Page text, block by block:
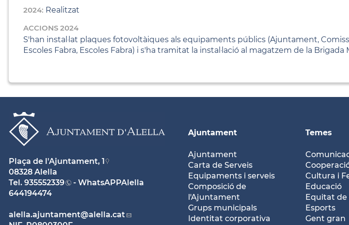
2024: Realitzat
ACCIONS 2024
S'han instal·lat plaques fotovoltàiques als equipaments públics (Ajuntament,
Escoles Fabra, Escoles Fabra) i s'ha tramitat la instal·lació al magatzem de la
Ajuntament
Ajuntament
Carta de Serveis
Equipaments i serveis
Composició de
l'Ajuntament
Grups municipals
Identitat corporativa
Temes
Cultura i
Educació
Equitat de
Esports
Gent gran
Plaça de l'Ajuntament, 1
08328 Alella
Tel. 935552339
- WhatsAPPAlella
644194474
alella.ajuntament@alella.cat